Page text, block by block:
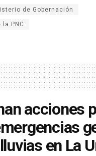
de Gobernación
PNC
acciones
en La